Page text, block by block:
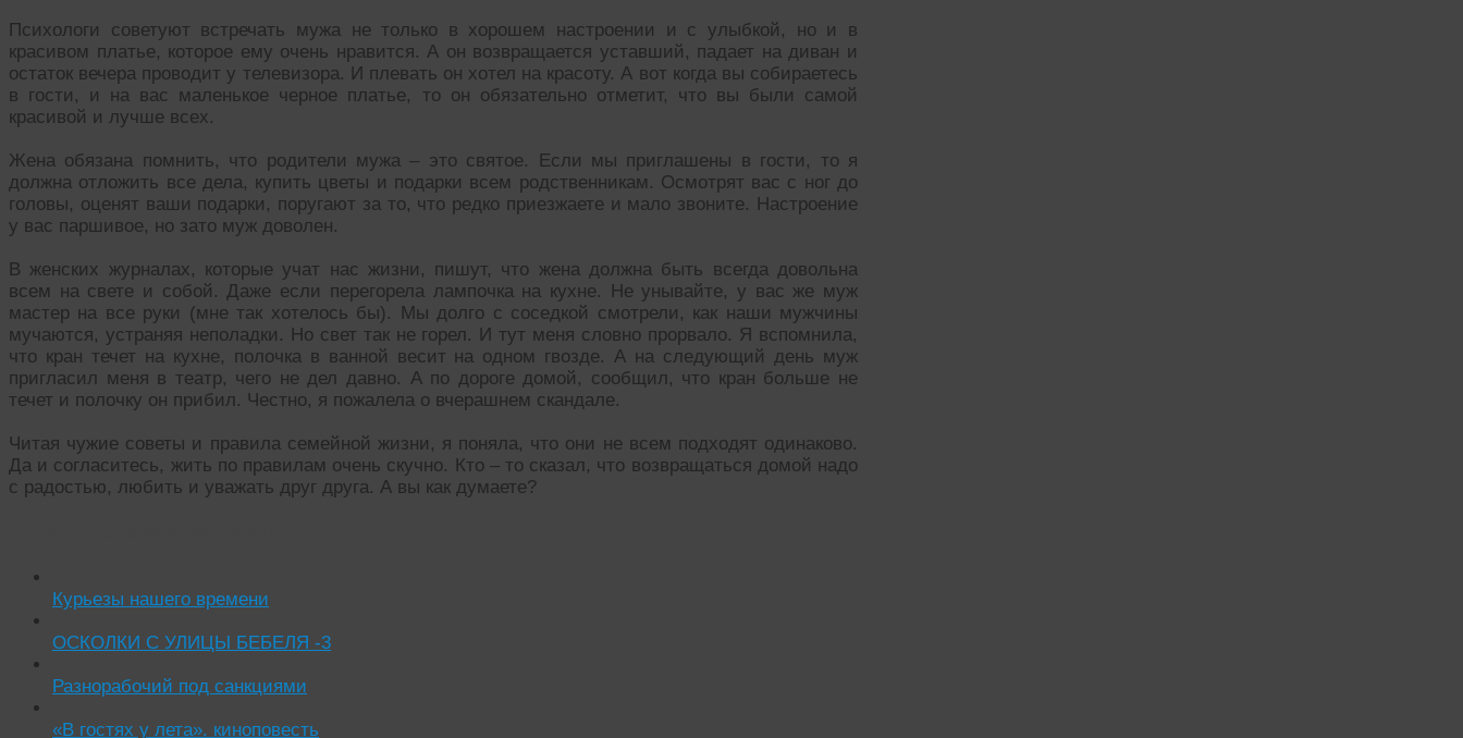
Психологи советуют встречать мужа не только в хорошем настроении и с улыбкой, но и в
красивом платье, которое ему очень нравится. А он возвращается уставший, падает на диван и
остаток вечера проводит у телевизора. И плевать он хотел на красоту. А вот когда вы собираетесь
в гости, и на вас маленькое черное платье, то он обязательно отметит, что вы были самой
красивой и лучше всех.
Жена обязана помнить, что родители мужа – это святое. Если мы приглашены в гости, то я
должна отложить все дела, купить цветы и подарки всем родственникам. Осмотрят вас с ног до
головы, оценят ваши подарки, поругают за то, что редко приезжаете и мало звоните. Настроение
у вас паршивое, но зато муж доволен.
В женских журналах, которые учат нас жизни, пишут, что жена должна быть всегда довольна
всем на свете и собой. Даже если перегорела лампочка на кухне. Не унывайте, у вас же муж
мастер на все руки (мне так хотелось бы). Мы долго с соседкой смотрели, как наши мужчины
мучаются, устраняя неполадки. Но свет так не горел. И тут меня словно прорвало. Я вспомнила,
что кран течет на кухне, полочка в ванной весит на одном гвозде. А на следующий день муж
пригласил меня в театр, чего не дел давно. А по дороге домой, сообщил, что кран больше не
течет и полочку он прибил. Честно, я пожалела о вчерашнем скандале.
Читая чужие советы и правила семейной жизни, я поняла, что они не всем подходят одинаково.
Да и согласитесь, жить по правилам очень скучно. Кто – то сказал, что возвращаться домой надо
с радостью, любить и уважать друг друга. А вы как думаете?
Курьезы нашего времени
ОСКОЛКИ С УЛИЦЫ БЕБЕЛЯ -3
Разнорабочий под санкциями
«В гостях у лета». киноповесть